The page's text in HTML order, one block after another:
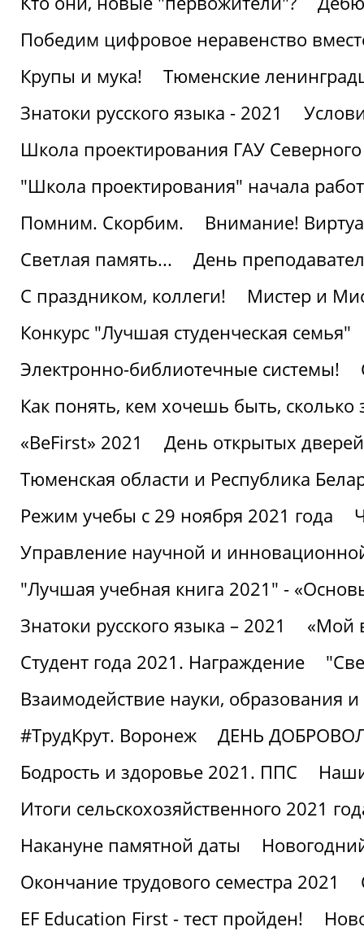
Победим цифровое неравенство
Крупы и мука!
Тюменские
Знатоки русского языка - 2021
Школа проектирования ГАУ
"Школа проектирования" начала
Помним. Скорбим.
Внимание!
Светлая память...
День
С праздником, коллеги!
Мистер и
Конкурс "Лучшая студенческая семья"
Электронно-библиотечные системы!
Как понять, кем хочешь быть, сколько
«BeFirst» 2021
День открытых
Тюменская области и Республика
Режим учебы с 29 ноября 2021 года
Управление научной и
"Лучшая учебная книга 2021" -
Знатоки русского языка – 2021
«Мой
Студент года 2021. Награждение
Взаимодействие науки, образования и
#ТрудКрут. Воронеж
ДЕНЬ
Бодрость и здоровье 2021. ППС
Итоги сельскохозяйственного 2021
Накануне памятной даты
Окончание трудового семестра 2021
EF Education First - тест пройден!